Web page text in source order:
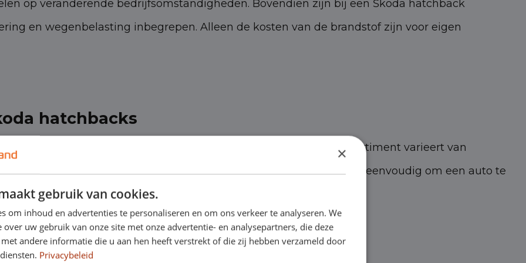
op veranderende bedrijfsomstandigheden. Bovendien zijn bij een Škoda hatchback
en wegenbelasting inbegrepen. Alleen de kosten van de brandstof zijn voor eigen
hatchbacks
aan Škoda hatchbacks beschikbaar voor shortlease. Ons assortiment varieert van
hatchbacks die meer comfort en capaciteit bieden. Dit maakt het eenvoudig om een auto te
stijl.
×
gebruik van cookies.
om inhoud en advertenties te personaliseren en om ons verkeer te analyseren. We
uw gebruik van onze site met onze advertentie- en analysepartners, die deze
andere informatie die u aan hen heeft verstrekt of die zij hebben verzameld door
Privacybeleid